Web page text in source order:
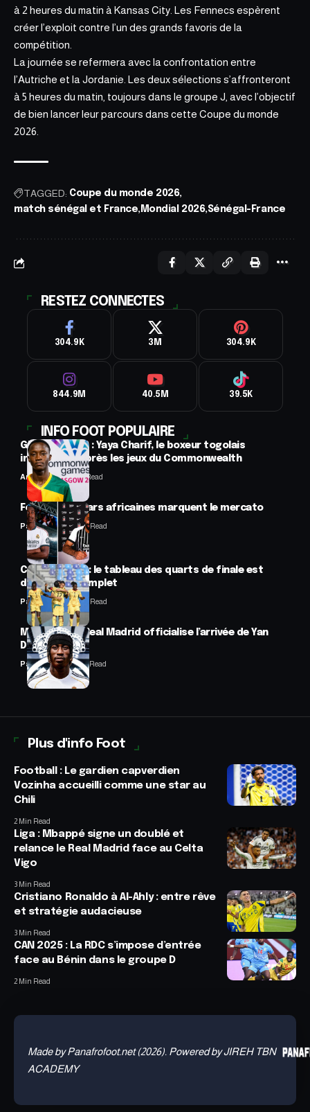
à 2 heures du matin à Kansas City. Les Fennecs espèrent
créer l’exploit contre l’un des grands favoris de la
compétition.
La journée se refermera avec la confrontation entre
l’Autriche et la Jordanie. Les deux sélections s’affronteront
à 5 heures du matin, toujours dans le groupe J, avec l’objectif
de bien lancer leur parcours dans cette Coupe du monde
2026.
TAGGED: Coupe du monde 2026
match sénégal et France Mondial 2026 Sénégal-France
RESTEZ CONNECTES
304.9K 3M 304.9K
844.9M 40.5M 39.5K
INFO FOOT POPULAIRE
Glasgow 2026 : Yaya Charif, le boxeur togolais
introuvable après les jeux du Commonwealth
Anselme AVI3 Min Read
Football : 2 stars africaines marquent le mercato
Panafrofoot2 Min Read
CAN féminine : le tableau des quarts de finale est
désormais complet
Panafrofoot2 Min Read
Mercato : Le Real Madrid officialise l’arrivée de Yan
Diomandé
Panafrofoot1 Min Read
Plus d'info Foot
Football : Le gardien capverdien
Vozinha accueilli comme une star au
Chili
2 Min Read
Liga : Mbappé signe un doublé et
relance le Real Madrid face au Celta
Vigo
3 Min Read
Cristiano Ronaldo à Al-Ahly : entre rêve
et stratégie audacieuse
3 Min Read
CAN 2025 : La RDC s’impose d’entrée
face au Bénin dans le groupe D
2 Min Read
Made by Panafrofoot.net (2026). Powered by JIREH TBN
ACADEMY